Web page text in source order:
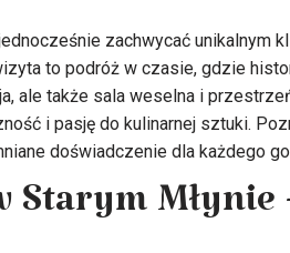
zachwycać unikalnym
to podróż w czasie, gdzie
ale także sala weselna i
i pasję do kulinarnej sztuki.
doświadczenie dla każdego
Starym